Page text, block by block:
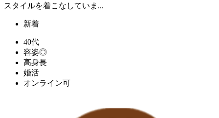
スタイルを着こなしていま...
新着
40代
容姿◎
高身長
婚活
オンライン可